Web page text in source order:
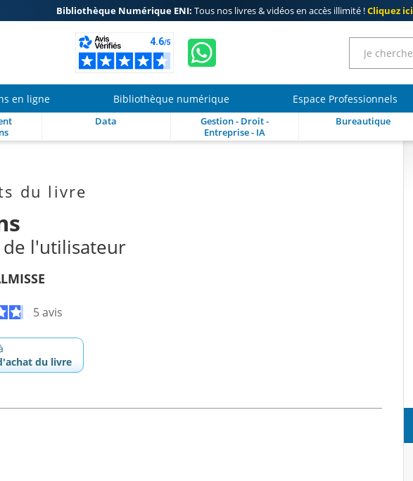
Bibliothèque Numérique ENI: Tous nos livres & vidéos en accès illimité !Cliquez ici
en ligne Bibliothèque numérique Espace Professionnels
Data
Gestion - Droit -
Entreprise - IA
Bureautique
du livre
de l'utilisateur
5 avis
du livre